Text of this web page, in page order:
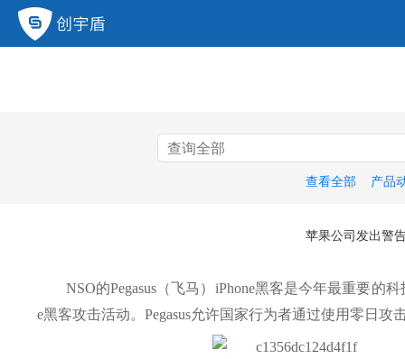
查看全部 产品
苹果公司发出警
NSO的Pegasus（飞马）iPhone黑客是今年最重要
e黑客攻击活动。Pegasus允许国家行为者通过使用零日攻